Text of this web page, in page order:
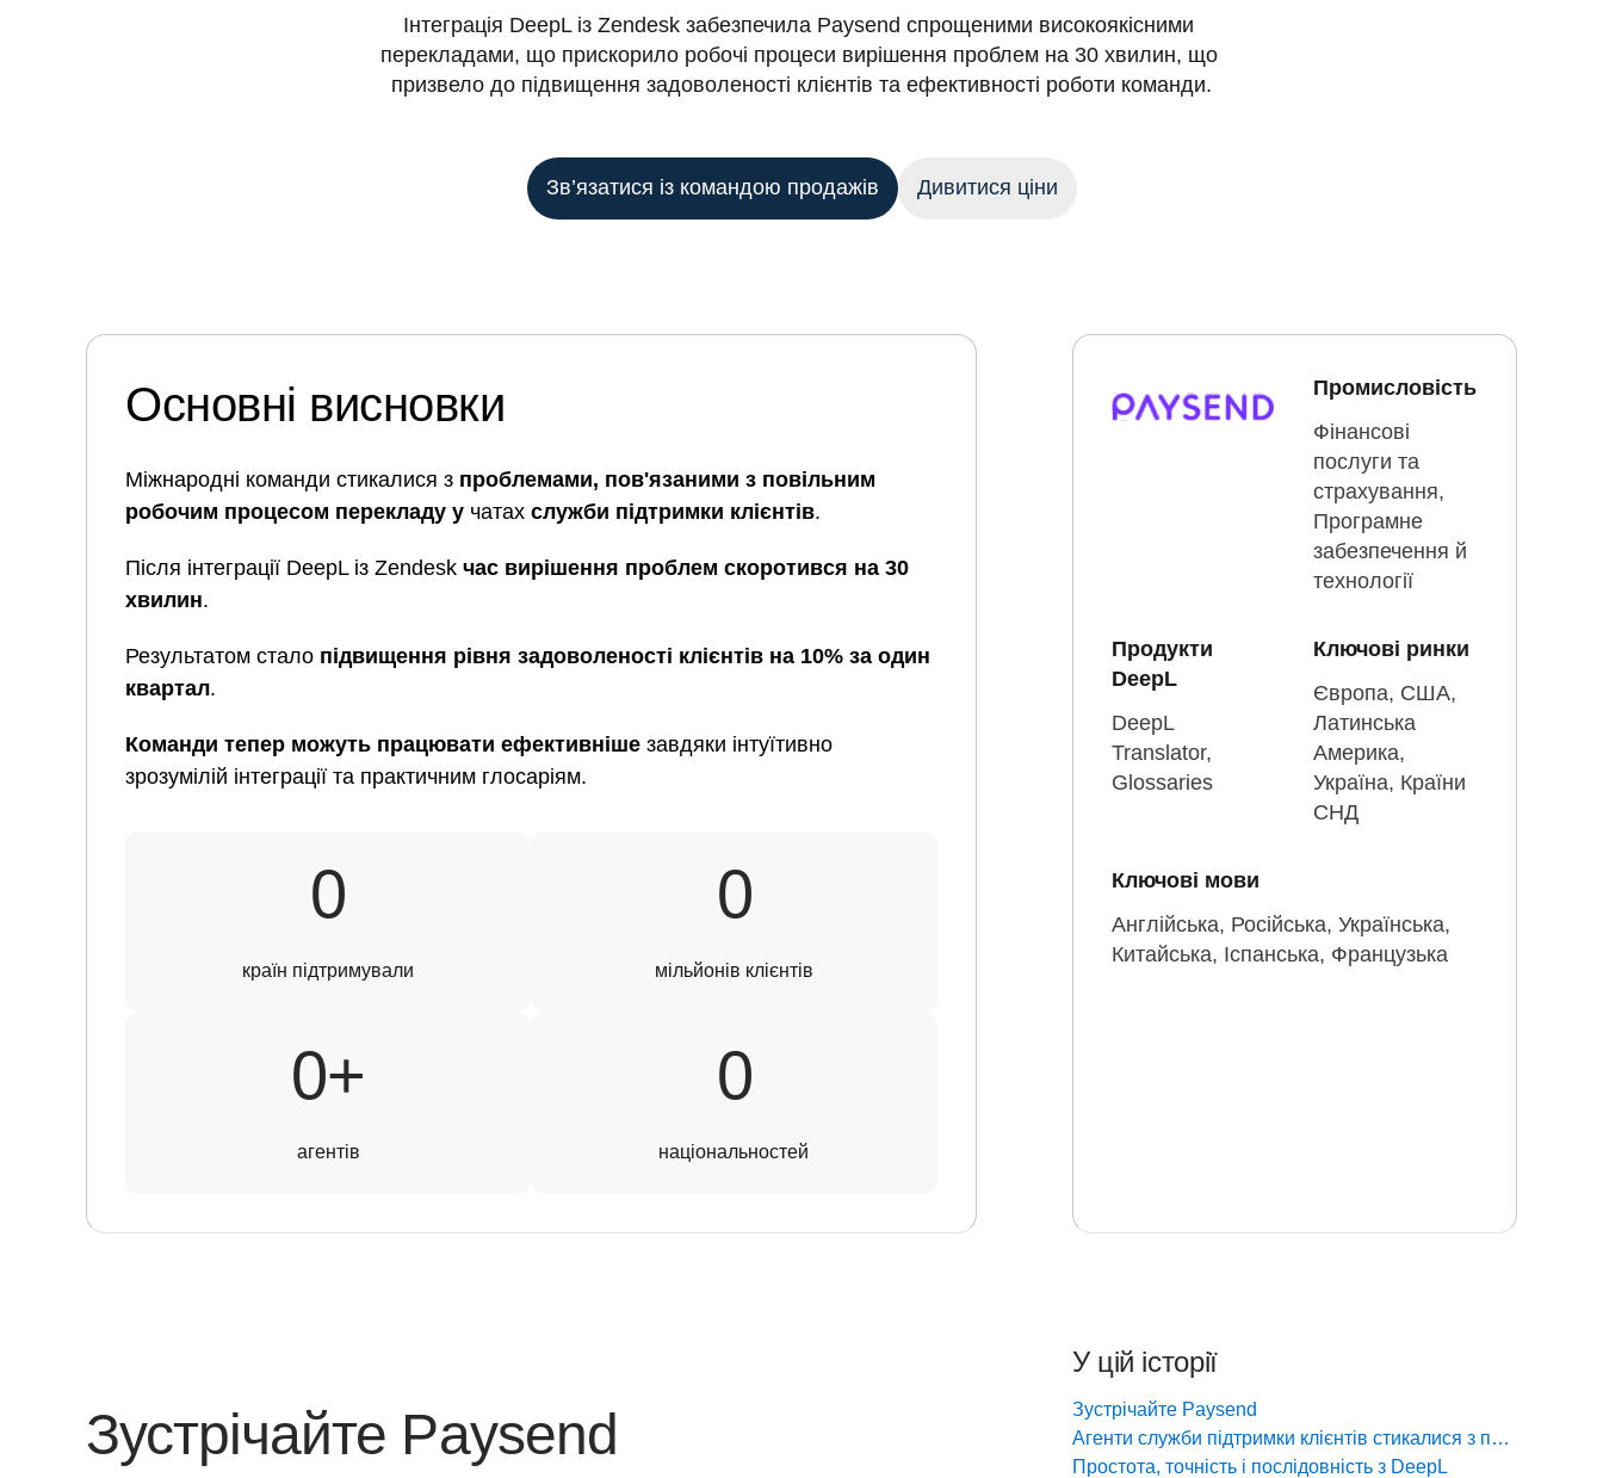
Інтеграція DeepL із Zendesk забезпечила Paysend спрощеними високоякісними
перекладами, що прискорило робочі процеси вирішення проблем на 30 хвилин, що
призвело до підвищення задоволеності клієнтів та ефективності роботи команди.
Зв’язатися із командою продажів Дивитися ціни
Основні висновки
Міжнародні команди стикалися з проблемами, пов'язаними з повільним
робочим процесом перекладу у чатах служби підтримки клієнтів.
Після інтеграції DeepL із Zendesk час вирішення проблем скоротився на 30
хвилин.
Результатом стало підвищення рівня задоволеності клієнтів на 10% за один
квартал.
Команди тепер можуть працювати ефективніше завдяки інтуїтивно
зрозумілій інтеграції та практичним глосаріям.
0
країн підтримували
07
мільйонів клієнтів
0+
агентів
030
національностей
Промисловість
Фінансові
послуги та
страхування,
Програмне
забезпечення й
технології
Продукти
DeepL
DeepL
Translator,
Glossaries
Ключові ринки
Європа, США,
Латинська
Америка,
Україна, Країни
СНД
Ключові мови
Англійська, Російська, Українська,
Китайська, Іспанська, Французька
Зустрічайте Paysend
У цій історії
Зустрічайте Paysend
Агенти служби підтримки клієнтів стикалися з проблемами повільного робочого процесу перекладачів
Простота, точність і послідовність з DeepL